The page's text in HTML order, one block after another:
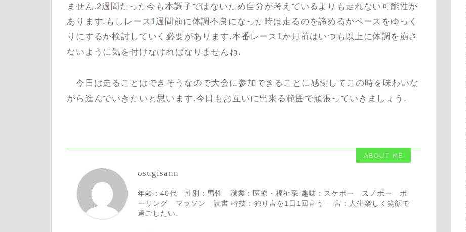
ません.2週間たった今も本調子ではないため自分が考えているよりも走れない可能性が
あります.もしレース1週間前に体調不良になった時は走るのを諦めるかペースをゆっく
りにするか検討していく必要があります.本番レース1か月前はいつも以上に体調を崩さ
ないように気を付けなければなりませんね.
今日は走ることはできそうなので大会に参加できることに感謝してこの時を味わいな
がら進んでいきたいと思います.今日もお互いに出来る範囲で頑張っていきましょう.
ABOUT ME
osugisann
年齢：40代 性別：男性 職業：医療・福祉系 趣味：スケボー スノボー ボ
ーリング マラソン 読書 特技：独り言を1日1回言う 一言：人生楽しく笑顔で
過ごしたい.